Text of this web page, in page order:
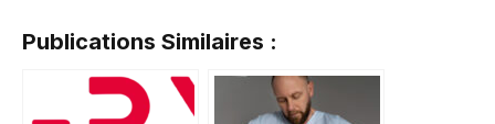
Publications Similaires :